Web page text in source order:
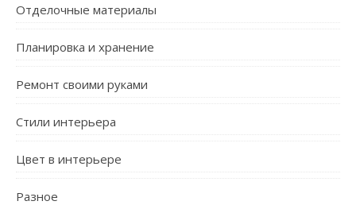
Отделочные материалы
Планировка и хранение
Ремонт своими руками
Стили интерьера
Цвет в интерьере
Разное